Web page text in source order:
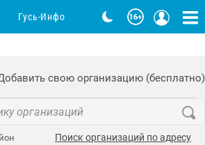
свою организацию (бесплатно)
Поиск организаций по адресу
Гусь-Инфо